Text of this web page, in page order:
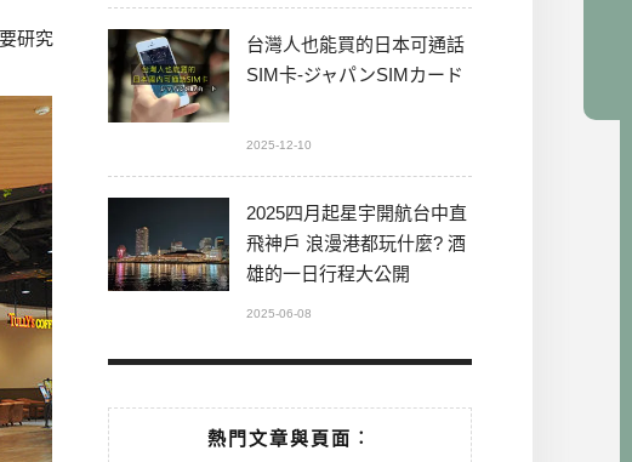
研究
台灣人也能買的日本可通話
SIM卡-ジャパンSIMカード
2025-12-10
2025四月起星宇開航台中直
飛神戶 浪漫港都玩什麼? 酒
雄的一日行程大公開
2025-06-08
熱門文章與頁面︰